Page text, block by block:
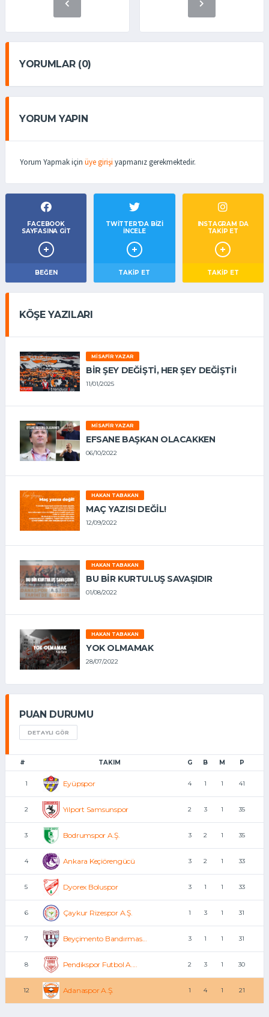
YORUMLAR (0)
YORUM YAPIN
Yorum Yapmak için üye girişi yapmanız gerekmektedir.
FACEBOOK
SAYFASINA GIT
BEĞEN
TWITTER'DA BIZI
İNCELE
TAKIP ET
INSTAGRAM DA
TAKİP ET
TAKİP ET
KÖŞE YAZILARI
MISAFIR YAZAR
BIR ŞEY DEĞIŞTI, HER ŞEY DEĞIŞTI!
11/01/2025
MISAFIR YAZAR
EFSANE BAŞKAN OLACAKKEN
06/10/2022
HAKAN TABAKAN
MAÇ YAZISI DEĞİL!
12/09/2022
HAKAN TABAKAN
BU BİR KURTULUŞ SAVAŞIDIR
01/08/2022
HAKAN TABAKAN
YOK OLMAMAK
28/07/2022
PUAN DURUMU
DETAYLI GÖR
# TAKIM G B M P
1 Eyüpspor 4 1 1 41
2 Yılport Samsunspor 2 3 1 35
3 Bodrumspor A.Ş. 3 2 1 35
4 Ankara Keçiörengücü 3 2 1 33
5 Dyorex Boluspor 3 1 1 33
6 Çaykur Rizespor A.Ş. 1 3 1 31
7 Beyçimento Bandırmas... 3 1 1 31
8 Pendikspor Futbol A.... 2 3 1 30
12 Adanaspor A.Ş. 1 4 1 21